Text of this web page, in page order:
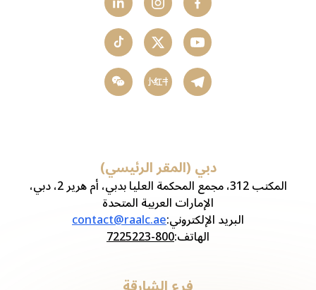
小红书
دبي (المقر الرئيسي)
المكتب 312، مجمع المحكمة العليا بدبي، أم هرير 2، دبي،
الإمارات العربية المتحدة
البريد الإلكتروني:
contact@raalc.ae
الهاتف:
800-7225223